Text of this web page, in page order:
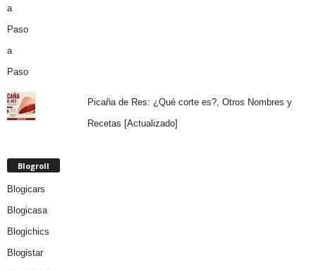
Picaña de Res: ¿Qué corte es?, Otros Nombres y
Recetas [Actualizado]
Blogroll
Blogicars
Blogicasa
Blogichics
Blogistar